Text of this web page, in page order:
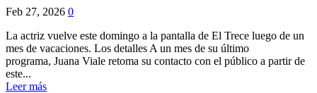
Feb 27, 2026 0
La actriz vuelve este domingo a la pantalla de El Trece luego de un
mes de vacaciones. Los detalles A un mes de su último
programa, Juana Viale retoma su contacto con el público a partir de
este...
Leer más